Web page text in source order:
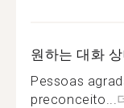
원하는 대화 상
Pessoas
preconceito...